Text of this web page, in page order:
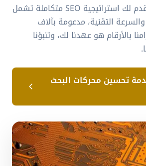
في Horus SEO، نقدم لك استراتيجية SEO متكاملة تشمل
التقنية، مدعومة بآلاف
بالأرقام هو عهدنا لك، وتنبؤنا
تحسين محركات البحث